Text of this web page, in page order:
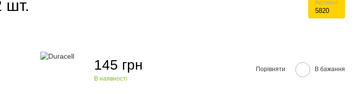
шт. Артикул
5820
145 грн
В наявності
Порівняти В бажання